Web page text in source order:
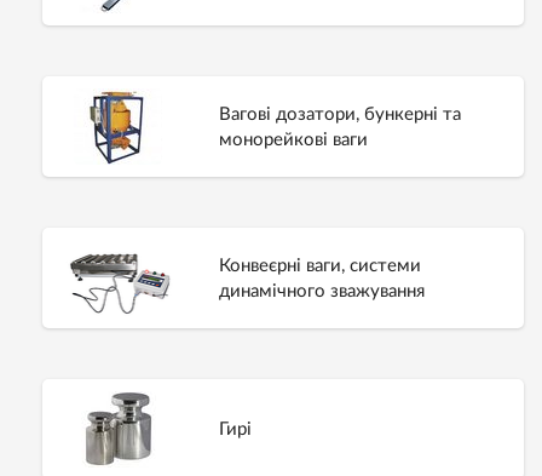
Вагові дозатори, бункерні та
монорейкові ваги
Конвеєрні ваги, системи
динамічного зважування
Гирі